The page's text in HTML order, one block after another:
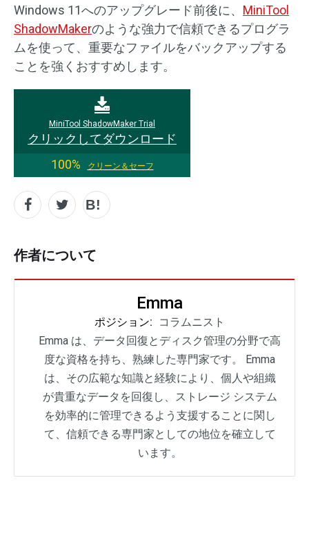
Windows 11へのアップグレード前後に、 MiniTool
ShadowMakerのような強力で信頼できるプログラ
ムを使って、重要なファイルをバックアップする
ことを強くおすすめします。
MiniTool ShadowMaker Trial
クリックしてダウンロード
100%
クリーン＆セーフ
作者について
Emma
ポジション:
コラムニスト
Emma は、データ回復とディスク管理の分野で高
度な資格を持ち、熟練した専門家です。 Emma
は、その広範な知識と経験により、個人や組織
が貴重なデータを回復し、ストレージ システム
を効率的に管理できるよう支援することに関し
て、信頼できる専門家としての地位を確立して
います。